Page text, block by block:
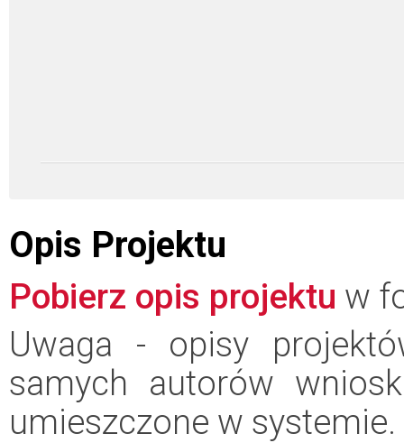
Opis Projektu
Pobierz opis projektu w
Uwaga - opisy
samych autorów
umieszczone w systemie.